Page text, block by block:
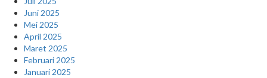
Juni 2025
Mei 2025
April 2025
Maret 2025
Februari 2025
Januari 2025